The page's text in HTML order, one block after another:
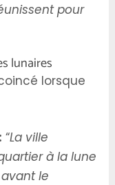
pour
lunaires
lorsque
“La ville
à la lune
le